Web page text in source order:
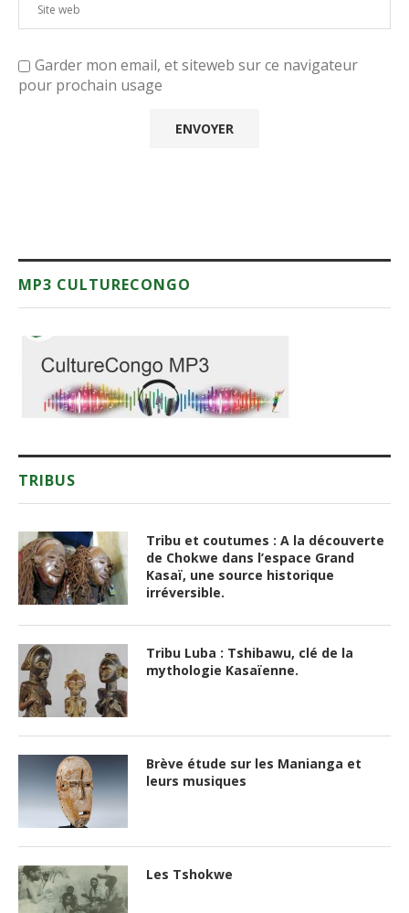
Garder mon email, et siteweb sur ce navigateur
pour prochain usage
MP3 CULTURECONGO
TRIBUS
Tribu et coutumes : A la découverte
de Chokwe dans l’espace Grand
Kasaï, une source historique
irréversible.
Tribu Luba : Tshibawu, clé de la
mythologie Kasaïenne.
Brève étude sur les Manianga et
leurs musiques
Les Tshokwe